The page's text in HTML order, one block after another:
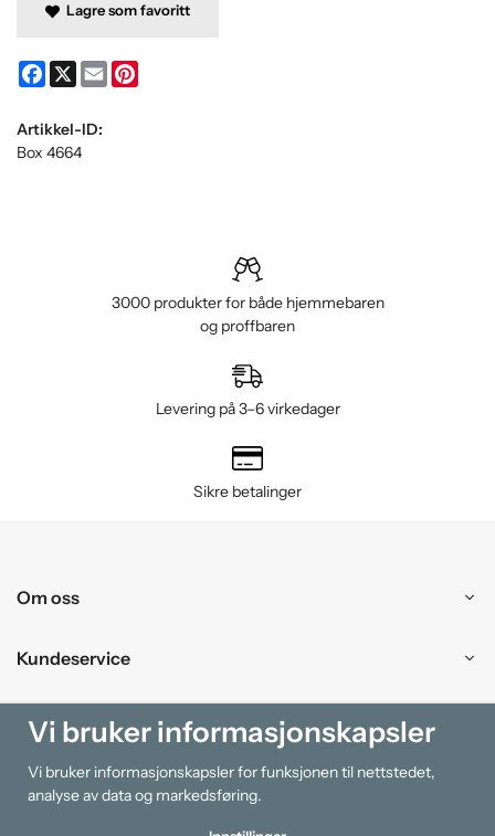
Lagre som favoritt
Facebook
X Email
Artikkel-ID:
Box 4664
3000 produkter for både hjemmebaren
og proffbaren
Levering på 3–6 virkedager
Sikre betalinger
Om oss
Kundeservice
Kjøpesenter
Information
Vi bruker informasjonskapsler
Vi bruker informasjonskapsler for funksjonen til nettstedet,
analyse av data og markedsføring.